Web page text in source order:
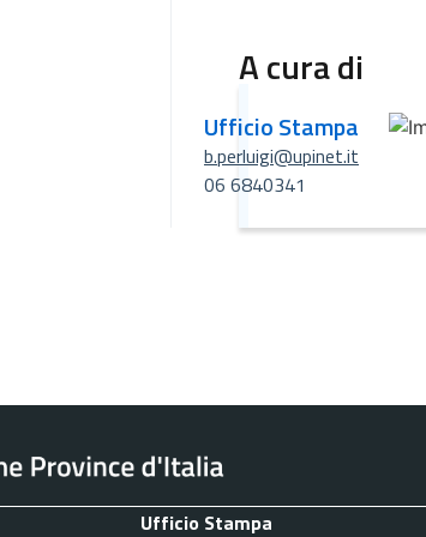
A cura di
Ufficio Stampa
b.perluigi@upinet.it
06 6840341
Ufficio Stampa